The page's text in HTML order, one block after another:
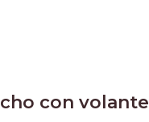
con volante